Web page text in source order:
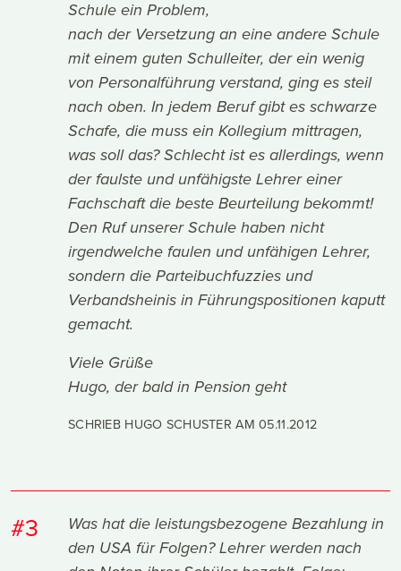
Schule ein Problem,
nach der Versetzung an eine andere Schule
mit einem guten Schulleiter, der ein wenig
von Personalführung verstand, ging es steil
nach oben. In jedem Beruf gibt es schwarze
Schafe, die muss ein Kollegium mittragen,
was soll das? Schlecht ist es allerdings, wenn
der faulste und unfähigste Lehrer einer
Fachschaft die beste Beurteilung bekommt!
Den Ruf unserer Schule haben nicht
irgendwelche faulen und unfähigen Lehrer,
sondern die Parteibuchfuzzies und
Verbandsheinis in Führungspositionen kaputt
gemacht.
Viele Grüße
Hugo, der bald in Pension geht
SCHRIEB HUGO SCHUSTER AM05.11.2012
#3
Was hat die leistungsbezogene Bezahlung in
den USA für Folgen? Lehrer werden nach